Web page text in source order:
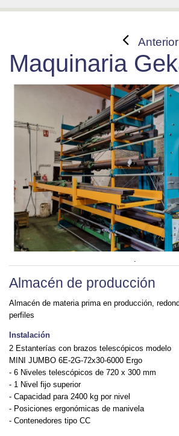
Anterior
Maquinaria
Almacén de producción
Almacén de materia prima en producción,
perfiles
Instalación
2 Estanterías con brazos telescópicos modelo
MINI JUMBO 6E-2G-72x30-6000 Ergo
- 6 Niveles telescópicos de 720 x 300 mm
- 1 Nivel fijo superior
- Capacidad para 2400 kg por nivel
- Posiciones ergonómicas de manivela
- Contenedores tipo CC